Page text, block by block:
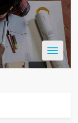
Toggle